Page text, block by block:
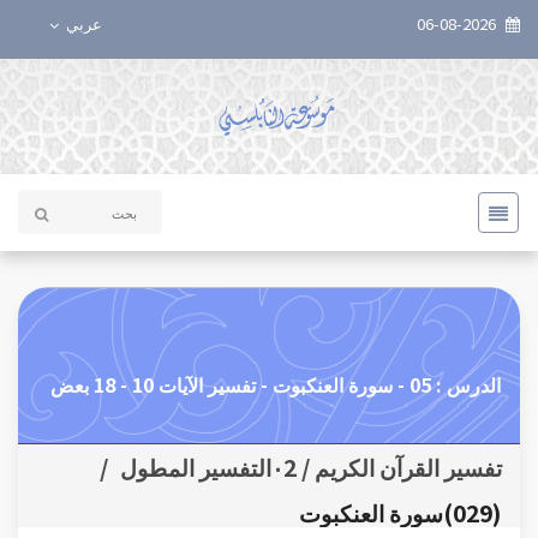
عربي
الدرس : 05 - سورة العنكبوت - تفسير الآيات 10 - 18 بعض
تفسير القرآن الكريم / ٠2التفسير المطول
/
(029)سورة العنكبوت